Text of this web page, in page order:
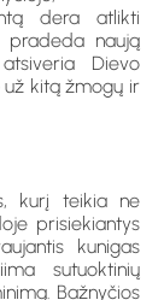
dera atlikti
pradeda naują
Dievo
kitą žmogų ir
kurį teikia ne
prisiekiantys
kunigas
sutuoktinių
Bažnyčios